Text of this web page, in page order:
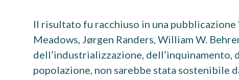
Il risultato fu racchiuso in una
Meadows, Jørgen Randers, William W.
dell’industrializzazione,
popolazione, non sarebbe stata sostenibile